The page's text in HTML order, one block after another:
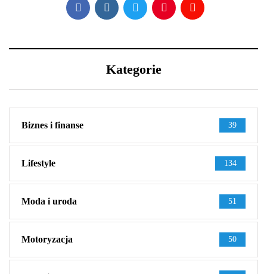
Kategorie
Biznes i finanse 39
Lifestyle 134
Moda i uroda 51
Motoryzacja 50